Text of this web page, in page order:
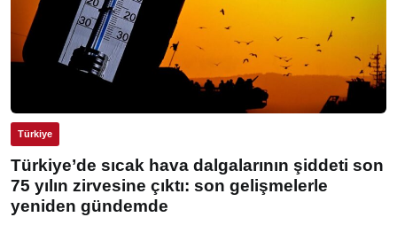
Türkiye
Türkiye’de sıcak hava dalgalarının şiddeti son
75 yılın zirvesine çıktı: son gelişmelerle
yeniden gündemde